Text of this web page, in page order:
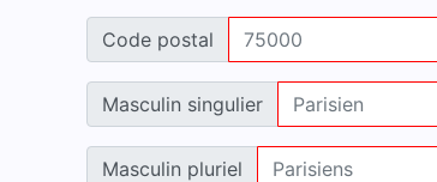
Code postal
Masculin singulier
Masculin pluriel